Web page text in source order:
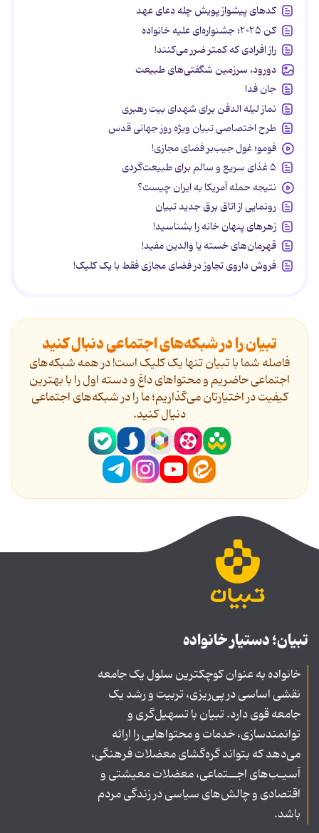
کدهای پیشواز پویش چله دعای عهد
کن ۲۰۲۵؛ جشنواره‌ای علیه خانواده
راز افرادی که کمتر ضرر می‌کنند!
دورود، سرزمین شگفتی‌های طبیعت
جان فدا
نماز لیله الدفن برای شهدای بیت رهبری
طرح اختصاصی تبیان ویژه روز جهانی قدس
فومو؛ غول جیب‌بر فضای مجازی!
۵ غذای سریع و سالم برای طبیعت‌گردی
نتیجه حمله آمریکا به ایران چیست؟
رونمایی از اتاق برق جدید تبیان
زهرهای پنهان خانه را بشناسید!
قهرمان‌های خسته یا والدین مفید!
فروش داروی تجاوز در فضای مجازی فقط با یک کلیک!
تبیان را در شبکه‌های اجتماعی دنبال کنید
فاصله شما با تبیان تنها یک کلیک است! در همه شبکه‌های
اجتماعی حاضریم و محتواهای داغ و دسته اول را با بهترین
کیفیت در اختیارتان می‌گذاریم؛ ما را در شبکه‌های اجتماعی
دنیال کنید.
تبیان؛ دستیار خانواده
خانواده به عنوان کوچکترین سلول یک جامعه
نقشی اساسی در پی‌ریزی، تربیت و رشد یک
جامعه قوی دارد. تبیان با تسهیل‌گری و
توانمندسازی، خدمات و محتواهایی را ارائه
می‌دهد که بتواند گره‌گشای معضلات فرهنگی،
آسیـب‌های اجــتماعی، معضلات معیشتی و
اقتصادی و چالش‌های سیاسی در زندگی مردم
باشد.